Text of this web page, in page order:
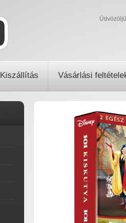
Kiszállítás Vásárlási